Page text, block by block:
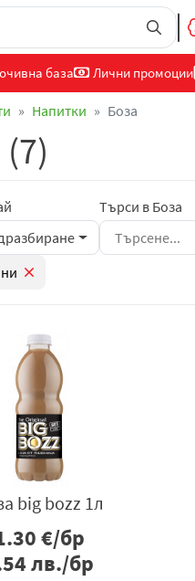
база Лични промоции
Напитки Боза
Търси в Боза
big bozz 1л
€/бр
лв./бр